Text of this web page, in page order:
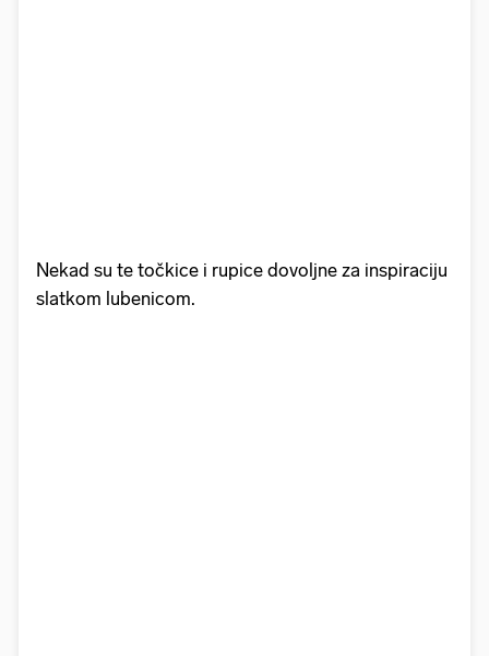
Nekad su te točkice i rupice dovoljne za inspiraciju
slatkom lubenicom.